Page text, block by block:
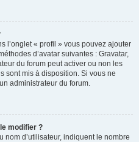
l’onglet « profil » vous pouvez ajouter
d’avatar suivantes : Gravatar,
du forum peut activer ou non les
sont mis à disposition. Si vous ne
administrateur du forum.
modifier ?
nom d’utilisateur, indiquent le nombre